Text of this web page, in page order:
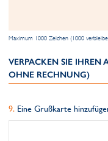
Maximum 1000 Zeichen (1000
VERPACKEN SIE IHREN
OHNE RECHNUNG)
Eine Grußkarte